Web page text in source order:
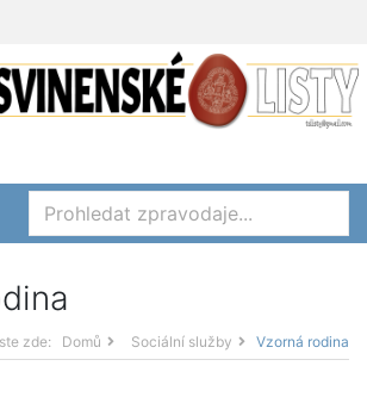
zde: Domů Sociální služby Vzorná rodina